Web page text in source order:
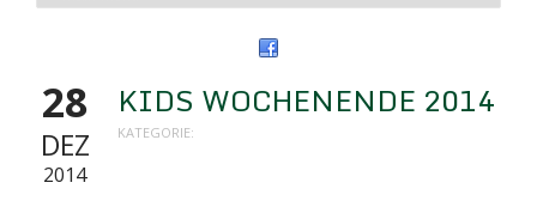
28
DEZ
2014
KIDS WOCHENENDE 2014
KATEGORIE: